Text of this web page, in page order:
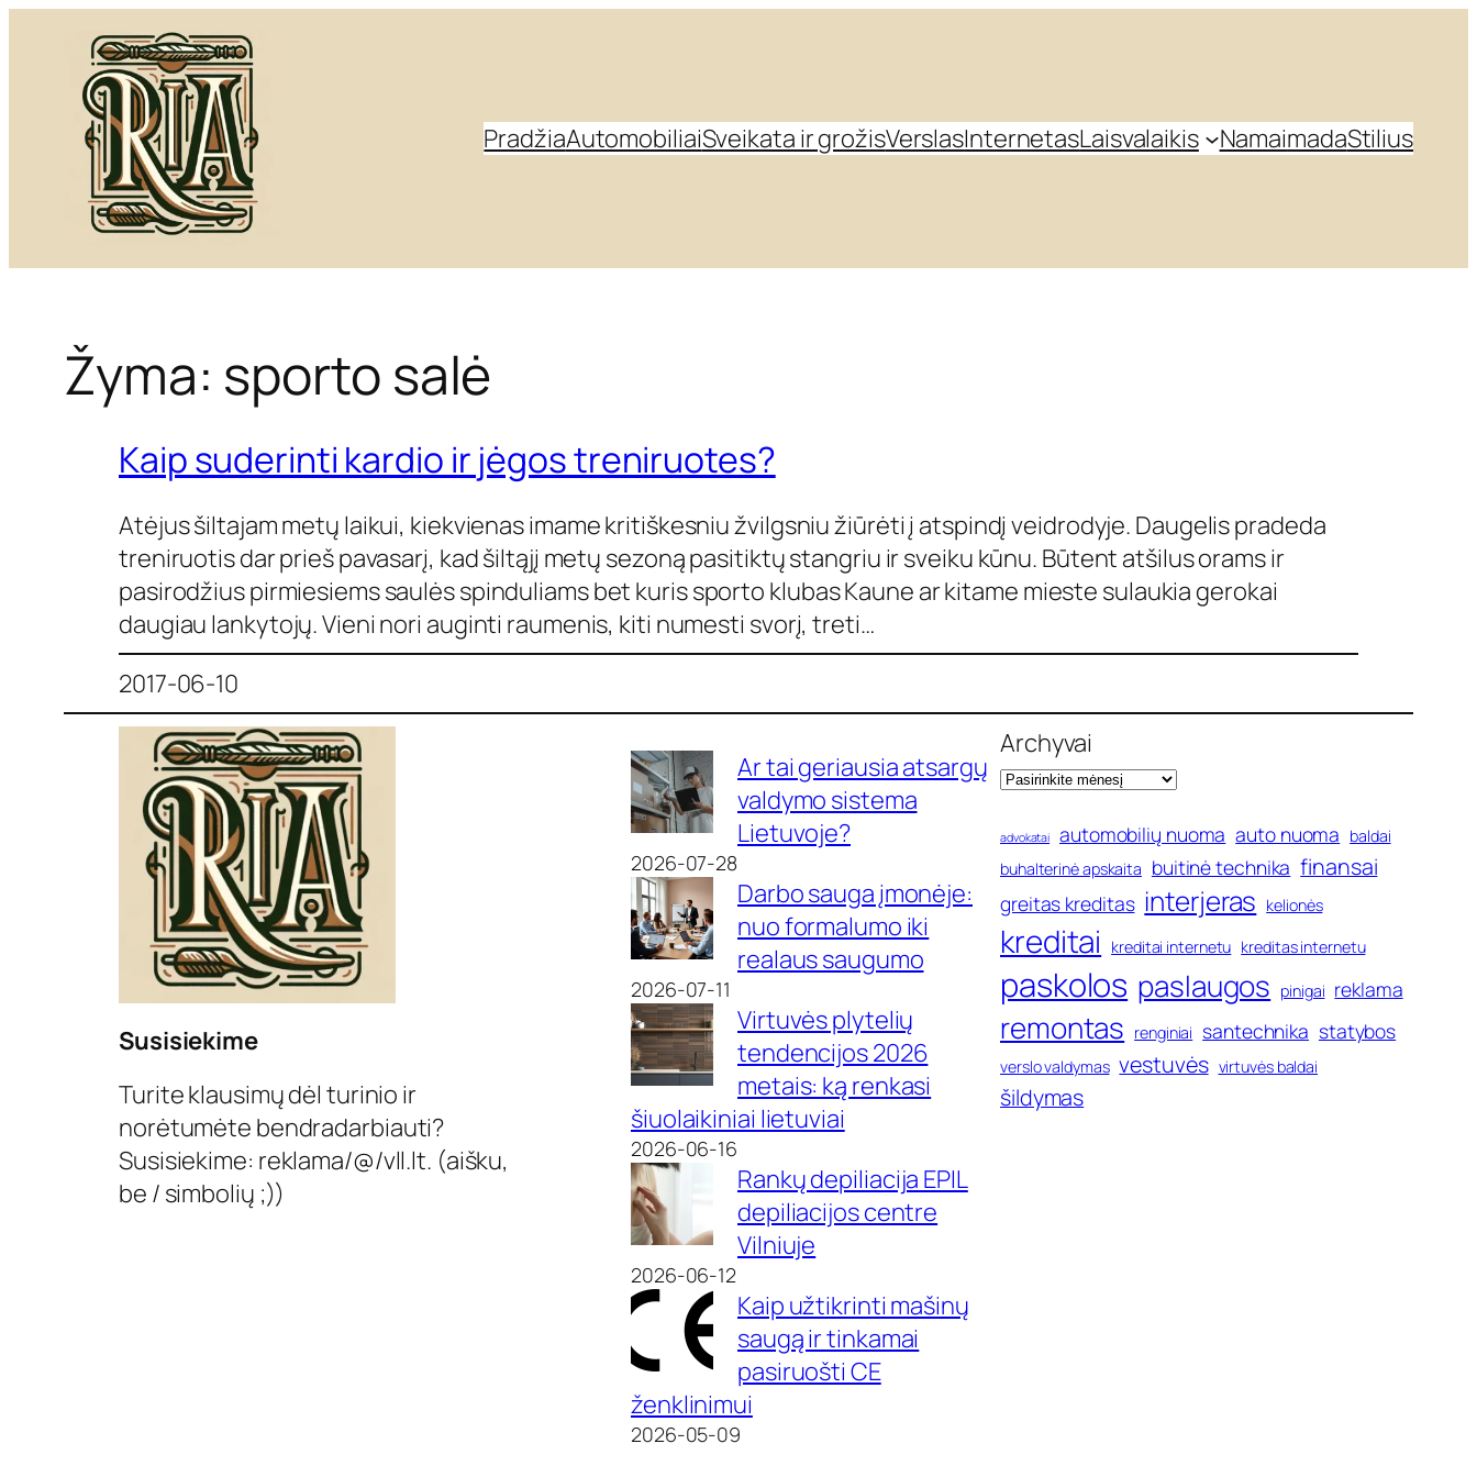
PradžiaAutomobiliaiSveikata ir grožisVerslasInternetasLaisvalaikis NamaimadaStilius
Žyma: sporto salė
Kaip suderinti kardio ir jėgos treniruotes?
Atėjus šiltajam metų laikui, kiekvienas imame kritiškesniu žvilgsniu žiūrėti į atspindį veidrodyje. Daugelis pradeda
treniruotis dar prieš pavasarį, kad šiltąjį metų sezoną pasitiktų stangriu ir sveiku kūnu. Būtent atšilus orams ir
pasirodžius pirmiesiems saulės spinduliams bet kuris sporto klubas Kaune ar kitame mieste sulaukia gerokai
daugiau lankytojų. Vieni nori auginti raumenis, kiti numesti svorį, treti…
2017-06-10
Susisiekime
Turite klausimų dėl turinio ir
norėtumėte bendradarbiauti?
Susisiekime: reklama/@/vll.lt. (aišku,
be / simbolių ;))
Ar tai geriausia atsargų
valdymo sistema
Lietuvoje?
2026-07-28
Darbo sauga įmonėje:
nuo formalumo iki
realaus saugumo
2026-07-11
Virtuvės plytelių
tendencijos 2026
metais: ką renkasi
šiuolaikiniai lietuviai
2026-06-16
Rankų depiliacija EPIL
depiliacijos centre
Vilniuje
2026-06-12
Kaip užtikrinti mašinų
saugą ir tinkamai
pasiruošti CE
ženklinimui
2026-05-09
Archyvai
advokatai automobilių nuoma auto nuoma baldai
buhalterinė apskaita buitinė technika finansai
greitas kreditas interjeras kelionės
kreditai kreditai internetu kreditas internetu
paskolos paslaugos pinigai reklama
remontas renginiai santechnika statybos
verslo valdymas vestuvės virtuvės baldai
šildymas